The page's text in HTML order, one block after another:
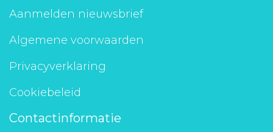
Aanmelden nieuwsbrief
Algemene voorwaarden
Privacyverklaring
Cookiebeleid
Contactinformatie